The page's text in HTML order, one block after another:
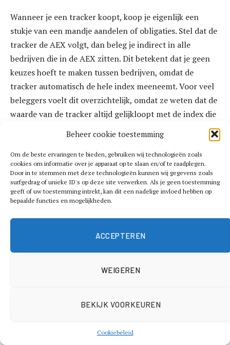
Beheer cookie toestemming
Om de beste ervaringen te bieden, gebruiken wij technologieën zoals
cookies om informatie over je apparaat op te slaan en/of te raadplegen.
Door in te stemmen met deze technologieën kunnen wij gegevens zoals
surfgedrag of unieke ID's op deze site verwerken. Als je geen toestemming
geeft of uw toestemming intrekt, kan dit een nadelige invloed hebben op
bepaalde functies en mogelijkheden.
ACCEPTEREN
WEIGEREN
BEKIJK VOORKEUREN
Cookiebeleid
Wanneer je een tracker koopt, koop je eigenlijk een
stukje van een mandje aandelen of obligaties. Stel dat de
tracker de AEX volgt, dan beleg je indirect in alle
bedrijven die in de AEX zitten. Dit betekent dat je geen
keuzes hoeft te maken tussen bedrijven, omdat de
tracker automatisch de hele index meeneemt. Voor veel
beleggers voelt dit overzichtelijk, omdat ze weten dat de
waarde van de tracker altijd gelijkloopt met de index die
Waarom trackers zo populair zijn
Veel beleggers kiezen voor trackers omdat ze eenvoudig
te begrijpen zijn en lage kosten hebben. Traditionele
trackers is er geen beheerder die constant keuzes maakt,
omdat de tracker gewoon de index volgt. Dit maakt het
een goedkope manier van beleggen. Lage kosten zijn op
Verschillende soorten trackers